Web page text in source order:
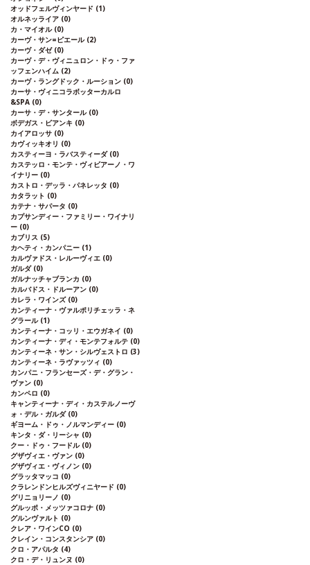
オッドフェルヴィンヤード (1)
オルネッライア (0)
カ・マイオル (0)
カーヴ・サン=ピエール (2)
カーヴ・ダゼ (0)
カーヴ・デ・ヴィニュロン・ドゥ・ファ
ッフェンハイム (2)
カーヴ・ラングドック・ルーション (0)
カーサ・ヴィニコラボッターカルロ
&SPA (0)
カーサ・デ・サンタール (0)
ボデガス・ビアンキ (0)
カイアロッサ (0)
カヴィッキオリ (0)
カスティーヨ・ラバスティーダ (0)
カステッロ・モンテ・ヴィビアーノ・ワ
イナリー (0)
カストロ・デッラ・パネレッタ (0)
カタラット (0)
カテナ・サパータ (0)
カプサンディー・ファミリー・ワイナリ
ー (0)
カブリス (5)
カヘティ・カンパニー (1)
カルヴァドス・レルーヴィエ (0)
ガルダ (0)
ガルナッチャブランカ (0)
カルバドス・ドルーアン (0)
カレラ・ワインズ (0)
カンティーナ・ヴァルポリチェッラ・ネ
グラール (1)
カンティーナ・コッリ・エウガネイ (0)
カンティーナ・ディ・モンテフォルテ (0)
カンティーネ・サン・シルヴェストロ (3)
カンティーネ・ラヴァッツィ (0)
カンパニ・フランセーズ・デ・グラン・
ヴァン (0)
カンペロ (0)
キャンティーナ・ディ・カステルノーヴ
ォ・デル・ガルダ (0)
ギヨーム・ドゥ・ノルマンディー (0)
キンタ・ダ・リーシャ (0)
クー・ドゥ・フードル (0)
グザヴィエ・ヴァン (0)
グザヴィエ・ヴィノン (0)
グラッタマッコ (0)
クラレンドンヒルズヴィニヤード (0)
グリニョリーノ (0)
グルッポ・メッツァコロナ (0)
グルンヴァルト (0)
クレア・ワインCO (0)
クレイン・コンスタンシア (0)
クロ・アパルタ (4)
クロ・デ・リュンヌ (0)